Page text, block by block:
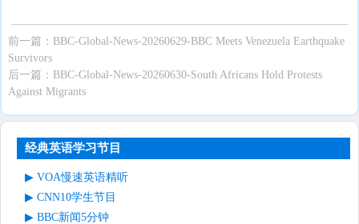
前一篇： BBC-Global-News-20260629-BBC Meets Venezuela Earthquake
Survivors
后一篇： BBC-Global-News-20260630-South Africans Hold Protests
Against Migrants
经典英语学习节目
VOA慢速英语精听
CNN10学生节目
BBC新闻5分钟